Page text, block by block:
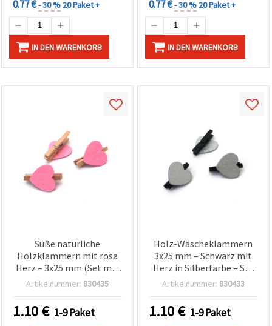
0.77 €- 30 % 20 Paket +
IN DEN WARENKORB
0.77 €- 30 % 20 Paket +
IN DEN WARENKORB
Süße natürliche
Holzklammern mit rosa
Herz – 3x25 mm (Set mit
12) – ideal für
Scrapbooking & DIY-
Geschenke
Artikelnummer: 830435
1.10€ 1-9 Paket
Holz-Wäscheklammern
3x25 mm – Schwarz mit
Herz in Silberfarbe – Set
12 Stück – Deko Mini-
Geschenkverpacken &
Partydeko
Artikelnummer: 830433
1.10€ 1-9 Paket